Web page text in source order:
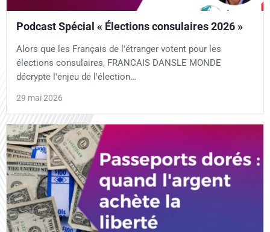
Podcast Spécial « Élections consulaires 2026 »
Alors que les Français de l'étranger votent pour les
élections consulaires, FRANCAIS DANSLE MONDE
décrypte l'enjeu de l'élection…
29 mai 2026